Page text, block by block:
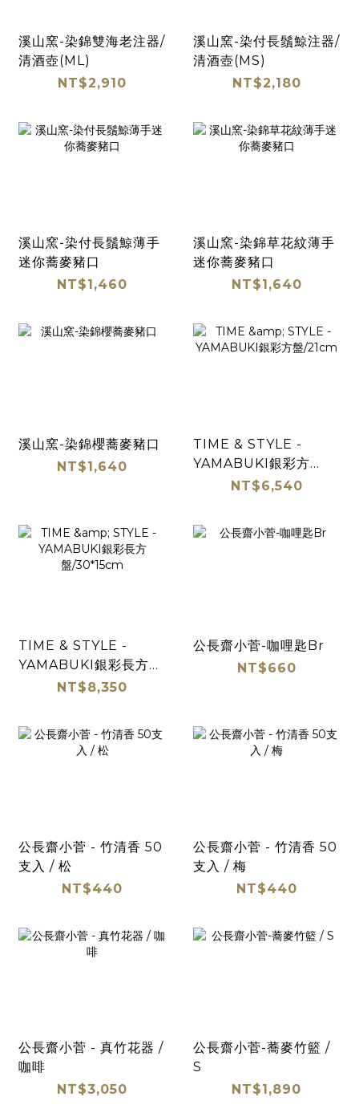
溪山窯-染錦雙海老注器/
清酒壺(ML)
NT$2,910
溪山窯-染付長鬚鯨注器/
清酒壺(MS)
NT$2,180
溪山窯-染付長鬚鯨薄手
迷你蕎麥豬口
NT$1,460
溪山窯-染錦草花紋薄手
迷你蕎麥豬口
NT$1,640
溪山窯-染錦櫻蕎麥豬口
NT$1,640
TIME & STYLE -
YAMABUKI銀彩方
盤/21cmNT$6,540
TIME & STYLE -
YAMABUKI銀彩長方
盤/30*15cm
NT$8,350
公長齋小菅-咖哩匙Br
NT$660
公長齋小菅 - 竹清香 50
支入 / 松
NT$440
公長齋小菅 - 竹清香 50
支入 / 梅
NT$440
公長齋小菅 - 真竹花器 /
咖啡
NT$3,050
公長齋小菅-蕎麥竹籃 /
S
NT$1,890